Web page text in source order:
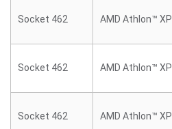
Socket 462 AMD Athlon™ XP
Socket 462 AMD Athlon™ XP
Socket 462 AMD Athlon™ XP